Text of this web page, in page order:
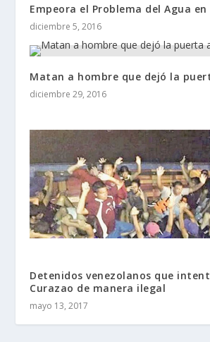
Empeora el Problema del Agua
diciembre 5, 2016
Matan a hombre que dejó la
diciembre 29, 2016
Detenidos venezolanos que
Curazao de manera ilegal
mayo 13, 2017